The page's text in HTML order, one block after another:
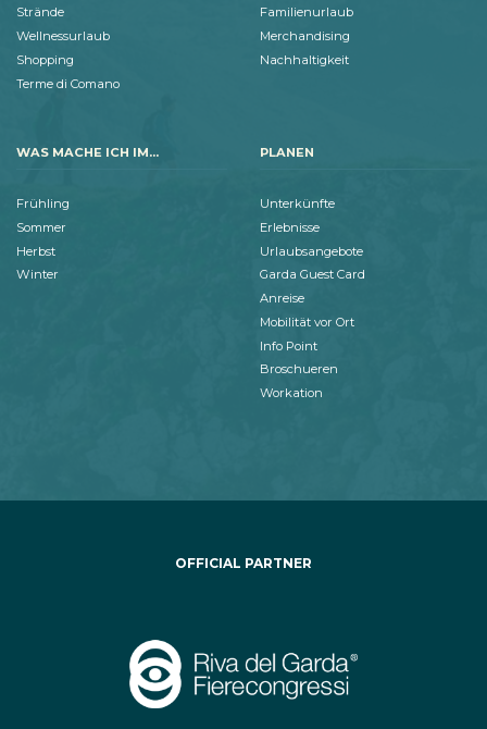
Strände
Wellnessurlaub
Shopping
Terme di Comano
Familienurlaub
Merchandising
Nachhaltigkeit
WAS MACHE ICH IM...
Frühling
Sommer
Herbst
Winter
PLANEN
Unterkünfte
Erlebnisse
Urlaubsangebote
Garda Guest Card
Anreise
Mobilität vor Ort
Info Point
Broschueren
Workation
OFFICIAL PARTNER